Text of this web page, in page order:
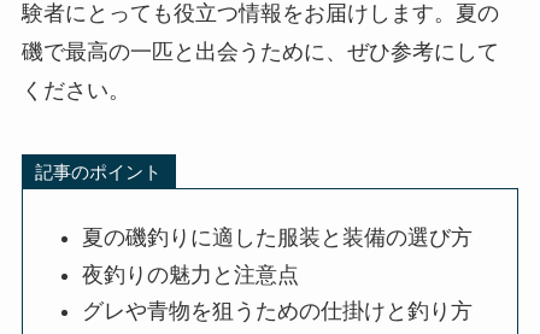
験者にとっても役立つ情報をお届けします。夏の
磯で最高の一匹と出会うために、ぜひ参考にして
ください。
記事のポイント
夏の磯釣りに適した服装と装備の選び方
夜釣りの魅力と注意点
グレや青物を狙うための仕掛けと釣り方